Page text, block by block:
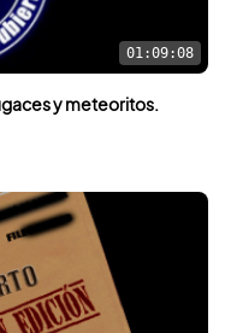
01:09:08
y meteoritos.